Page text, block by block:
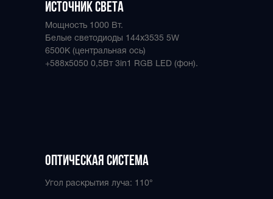
оптическая система
Источник света
Мощность 1000 Вт.
Белые светодиоды 144x3535 5W
6500К (центральная ось)
+588x5050 0,5Вт 3in1 RGB LED (фон).
Угол раскрытия луча: 110°